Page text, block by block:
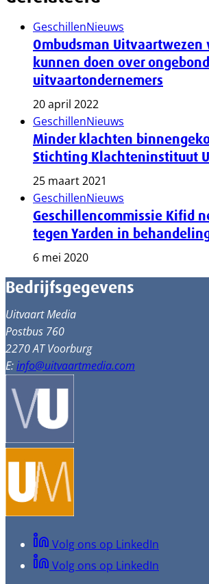
GeschillenNieuws
Ombudsman
kunnen doen over
uitvaartondernemers
20 april 2022
GeschillenNieuws
Minder klachten
Stichting Klachteninstituut
25 maart 2021
GeschillenNieuws
Geschillencommissie Kifid
tegen Yarden in
6 mei 2020
Bedrijfsgegevens
Uitvaart Media
Postbus 760
2270 AT Voorburg
E:info@uitvaartmedia.com
Volg ons op LinkedIn
Volg ons op LinkedIn